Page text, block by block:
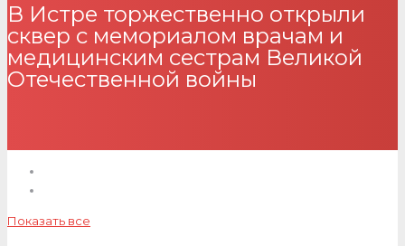
В Истре торжественно открыли
сквер с мемориалом врачам и
медицинским сестрам Великой
Отечественной войны
Показать все